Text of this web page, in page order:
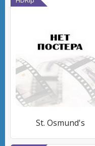
St. Osmund's